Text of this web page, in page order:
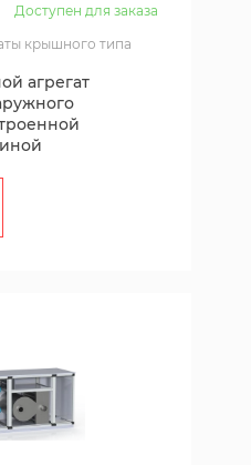
Доступен для заказа
крышного типа
агрегат